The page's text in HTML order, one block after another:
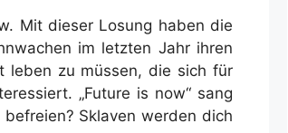
Mit dieser Losung haben die
im letzten Jahr ihren
leben zu müssen, die sich für
„Future is now“ sang
Sklaven werden dich